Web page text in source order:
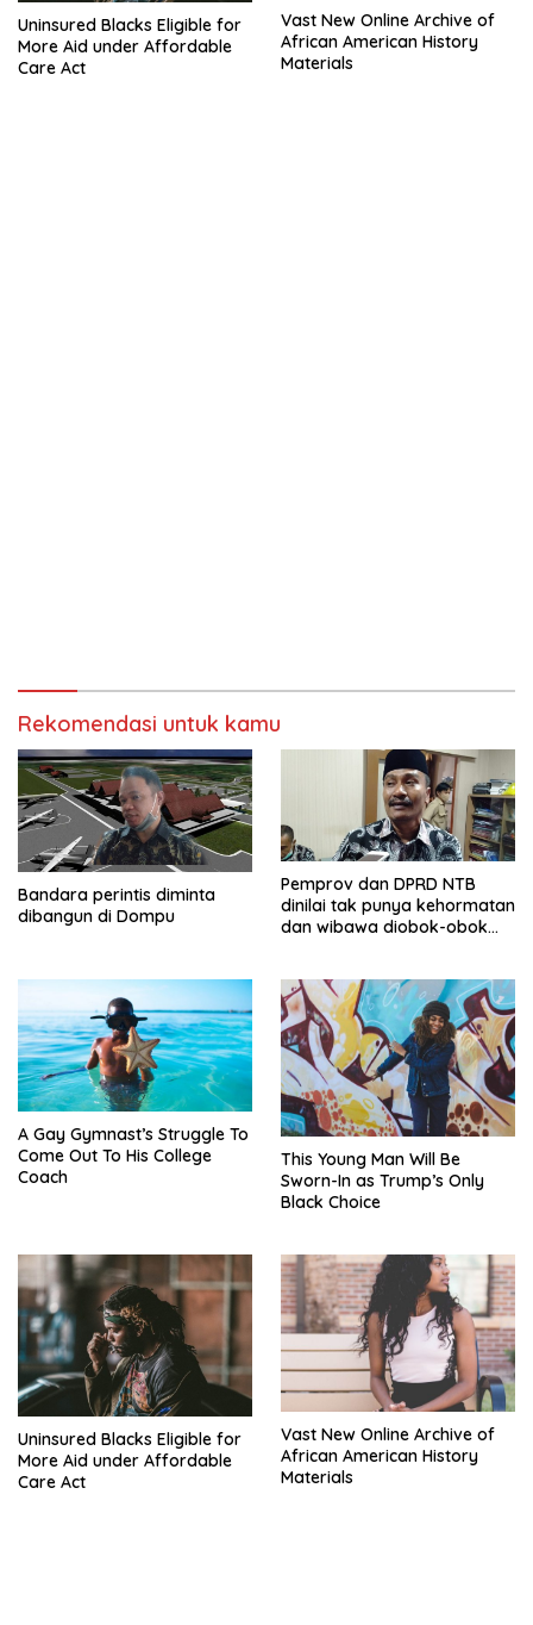
Uninsured Blacks Eligible for
More Aid under Affordable
Care Act
Vast New Online Archive of
African American History
Materials
Rekomendasi untuk kamu
Bandara perintis diminta
dibangun di Dompu
Pemprov dan DPRD NTB
dinilai tak punya kehormatan
dan wibawa diobok-obok
A Gay Gymnast’s Struggle To
Come Out To His College
Coach
This Young Man Will Be
Sworn-In as Trump’s Only
Black Choice
Uninsured Blacks Eligible for
More Aid under Affordable
Care Act
Vast New Online Archive of
African American History
Materials